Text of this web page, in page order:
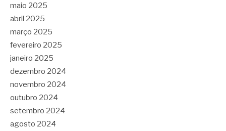
maio 2025
abril 2025
março 2025
fevereiro 2025
janeiro 2025
dezembro 2024
novembro 2024
outubro 2024
setembro 2024
agosto 2024